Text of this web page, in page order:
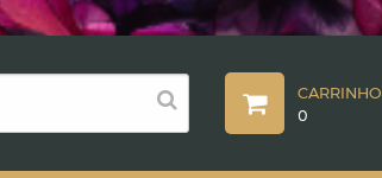
CARRINHO
0